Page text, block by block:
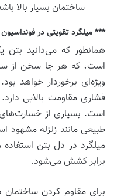
ساختمان بسیار بالا
*** میلگرد تقویتی در فونداسیون
همانطور که می‌دانید بتن
است، که هر جا سخن از
ویژه‌ای برخوردار خواهد
فشاری مقاومت بالایی
است. بسیاری از
طبیعی مانند زلزله مشهود
میلگرد در دل بتن
برابر کشش می‌شود.
برای مقاوم کردن ساختمان